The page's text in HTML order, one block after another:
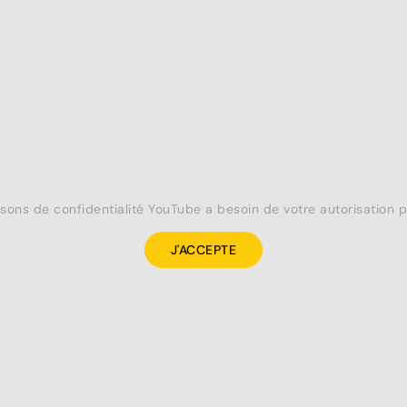
de confidentialité YouTube a besoin de votre autorisation
J'ACCEPTE